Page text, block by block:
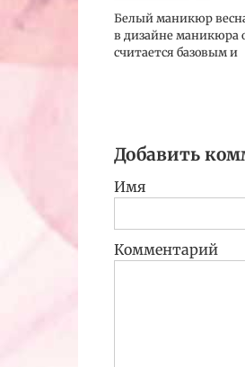
Белый маникюр
в дизайне маникюра
считается базовым и
Добавить
Имя
Комментарий